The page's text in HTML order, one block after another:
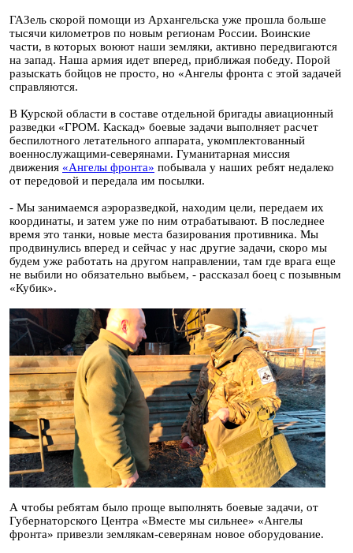
ГАЗель скорой помощи из Архангельска уже прошла больше
тысячи километров по новым регионам России. Воинские
части, в которых воюют наши земляки, активно передвигаются
на запад. Наша армия идет вперед, приближая победу. Порой
разыскать бойцов не просто, но «Ангелы фронта с этой задачей
справляются.
В Курской области в составе отдельной бригады авиационный
разведки «ГРОМ. Каскад» боевые задачи выполняет расчет
беспилотного летательного аппарата, укомплектованный
военнослужащими-северянами. Гуманитарная миссия
движения «Ангелы фронта» побывала у наших ребят недалеко
от передовой и передала им посылки.
- Мы занимаемся аэроразведкой, находим цели, передаем их
координаты, и затем уже по ним отрабатывают. В последнее
время это танки, новые места базирования противника. Мы
продвинулись вперед и сейчас у нас другие задачи, скоро мы
будем уже работать на другом направлении, там где врага еще
не выбили но обязательно выбьем, - рассказал боец с позывным
«Кубик».
А чтобы ребятам было проще выполнять боевые задачи, от
Губернаторского Центра «Вместе мы сильнее» «Ангелы
фронта» привезли землякам-северянам новое оборудование.